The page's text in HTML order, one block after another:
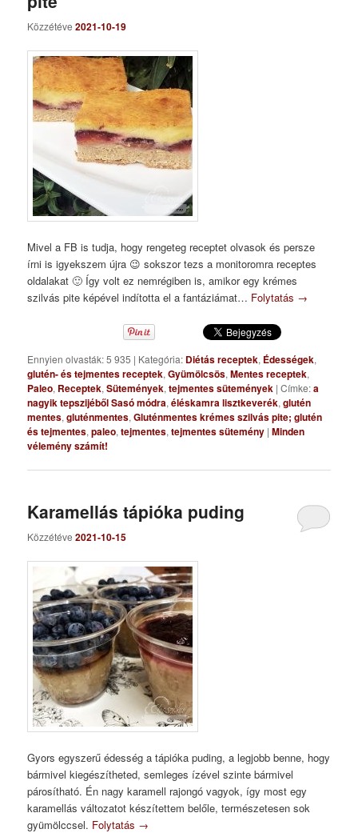
Közzétéve2021-10-19
Mivel a FB is tudja, hogy rengeteg receptet olvasok és persze
írni is igyekszem újra 😉 sokszor tezs a monitoromra receptes
oldalakat 🙂 Így volt ez nemrégiben is, amikor egy krémes
szilvás pite képével indította el a fantáziámat… Folytatás →
Ennyien olvasták: 5 935 | Kategória: Diétás receptek, Édességek,
glutén- és tejmentes receptek,Gyümölcsös,Mentes receptek,
Paleo, Receptek,Sütemények,tejmentes sütemények |Címke:a
nagyik tepszijéből Sasó módra,éléskamra lisztkeverék,glutén
mentes,gluténmentes,Gluténmentes krémes szilvás pite; glutén
és tejmentes,paleo,tejmentes,tejmentes sütemény |Minden
vélemény számít!
Karamellás tápióka puding
Közzétéve2021-10-15
Gyors egyszerű édesség a tápióka puding, a legjobb benne, hogy
bármivel kiegészítheted, semleges ízével szinte bármivel
párosítható. Én nagy karamell rajongó vagyok, így most egy
karamellás változatot készítettem belőle, természetesen sok
gyümölccsel. Folytatás →